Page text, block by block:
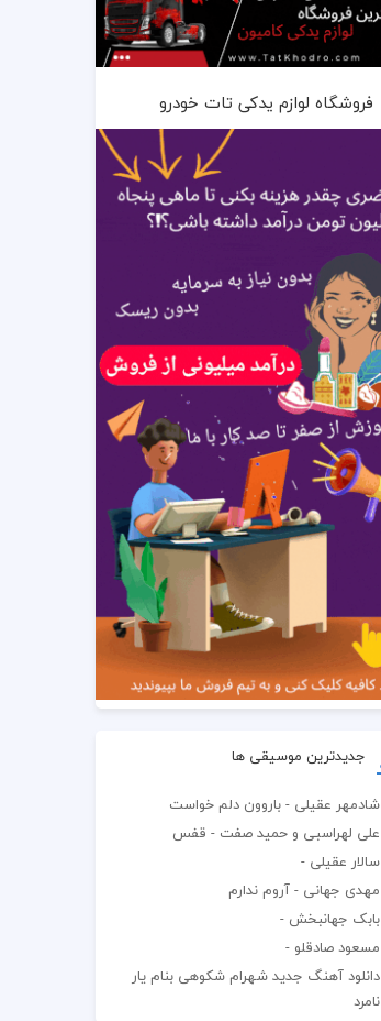
فروشگاه لوازم یدکی تات خودرو
جدیدترین موسیقی ها
شادمهر عقیلی - باروون دلم خواست
علی لهراسبی و حمید صفت - قفس
سالار عقیلی -
مهدی جهانی - آروم ندارم
بابک جهانبخش -
مسعود صادقلو -
دانلود آهنگ جدید شهرام شکوهی بنام یار
نامرد